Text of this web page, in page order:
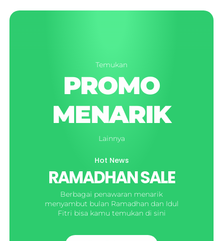
Temukan
PROMO
MENARIK
Lainnya
Hot News
RAMADHAN SALE
Berbagai penawaran menarik
menyambut bulan Ramadhan dan Idul
Fitri bisa kamu temukan di sini